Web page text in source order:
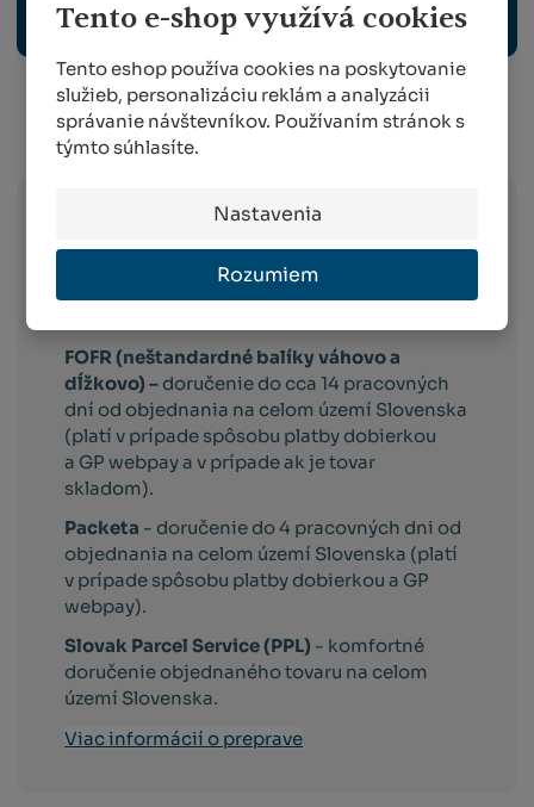
Tento e-shop využívá cookies
Tento eshop používa cookies na poskytovanie
služieb, personalizáciu reklám a analyzácii
správanie návštevníkov. Používaním stránok s
týmto súhlasíte.
Nastavenia
Rozumiem
OCHRANNÉ PRACOVNÉ POMÔCKY
Info o preprave:
pracovných dni od objednania na celom
FOFR (neštandardné balíky váhovo a
dĺžkovo) – doručenie do cca 14 pracovných
dní od objednania na celom území Slovenska
(platí v prípade spôsobu platby dobierkou
a GP webpay a v prípade ak je tovar
skladom).
Packeta - doručenie do 4 pracovných dni od
objednania na celom území Slovenska (platí
v prípade spôsobu platby dobierkou a GP
webpay).
Slovak Parcel Service (PPL) - komfortné
doručenie objednaného tovaru na celom
území Slovenska.
Viac informácií o preprave